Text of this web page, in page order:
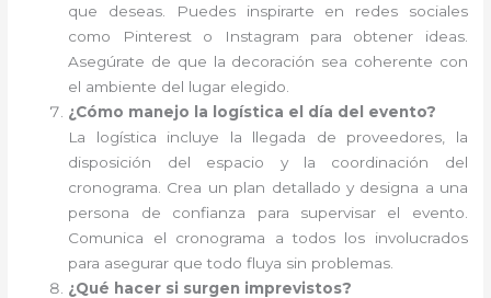
que deseas. Puedes inspirarte en redes sociales
como Pinterest o Instagram para obtener ideas.
Asegúrate de que la decoración sea coherente con
el ambiente del lugar elegido.
¿Cómo manejo la logística el día del evento?
La logística incluye la llegada de proveedores, la
disposición del espacio y la coordinación del
cronograma. Crea un plan detallado y designa a una
persona de confianza para supervisar el evento.
Comunica el cronograma a todos los involucrados
para asegurar que todo fluya sin problemas.
¿Qué hacer si surgen imprevistos?